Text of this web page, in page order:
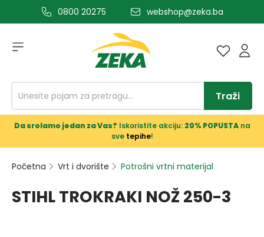
glavni sadržaj0800 20275 webshop@zeka.ba
Traži
Da srolamo jedan za Vas? Iskoristite akciju: 20% POPUSTAna
sve tepihe!
Početna Vrt i dvorište Potrošni vrtni materijal
STIHL TROKRAKI NOŽ 250-3